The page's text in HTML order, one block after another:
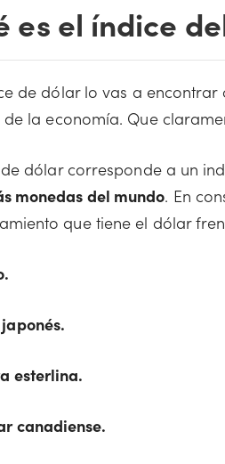
es el índice
de dólar lo vas a
la economía. Que
dólar corresponde a un
monedas del mundo. En
que tiene el dólar
esterlina.
canadiense.